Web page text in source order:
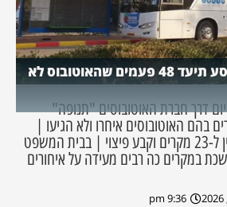
שערוריית תנופה: נוסע תיעד 48 פעמים שהאוטובוס לא
דרך חברת האוטובוסים "תנופה"
תיעד 48 מקרים בהם האוטובוסים איחרו ולא הגיעו |
הוא תבע, השופט האמין ל-23 מקרים וקבע פיצוי | בבית המשפט
במקרים כה רבים מעידה על איחורים
9:36 pm